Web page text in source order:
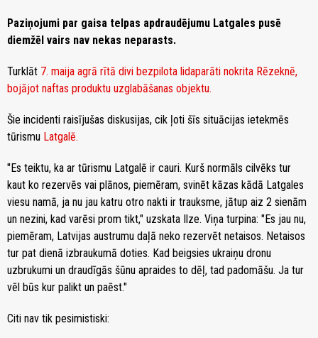
Paziņojumi par gaisa telpas apdraudējumu Latgales pusē
diemžēl vairs nav nekas neparasts.
Turklāt 7. maija agrā rītā divi bezpilota lidaparāti nokrita Rēzeknē,
bojājot naftas produktu uzglabāšanas objektu.
Šie incidenti raisījušas diskusijas, cik ļoti šīs situācijas ietekmēs
tūrismu Latgalē.
"Es teiktu, ka ar tūrismu Latgalē ir cauri. Kurš normāls cilvēks tur
kaut ko rezervēs vai plānos, piemēram, svinēt kāzas kādā Latgales
viesu namā, ja nu jau katru otro nakti ir trauksme, jātup aiz 2 sienām
un nezini, kad varēsi prom tikt," uzskata Ilze. Viņa turpina: "Es jau nu,
piemēram, Latvijas austrumu daļā neko rezervēt netaisos. Netaisos
tur pat dienā izbraukumā doties. Kad beigsies ukraiņu dronu
uzbrukumi un draudīgās šūnu apraides to dēļ, tad padomāšu. Ja tur
vēl būs kur palikt un paēst."
Citi nav tik pesimistiski: